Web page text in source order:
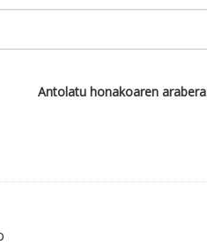
Antolatu honakoaren arabera